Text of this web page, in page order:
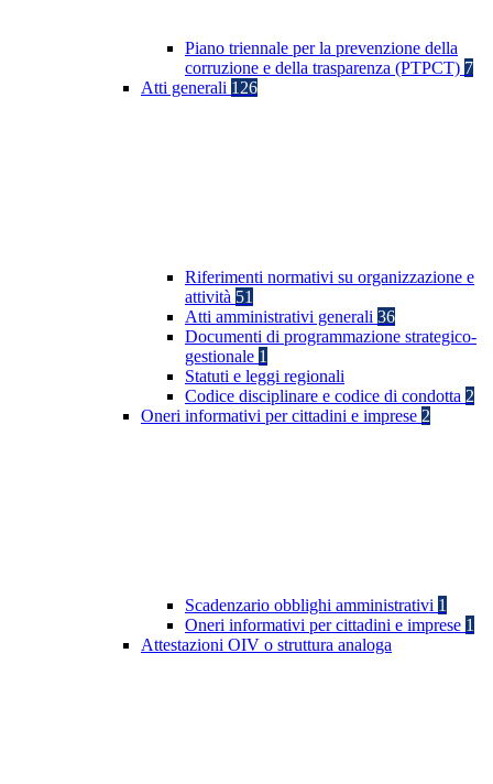
Piano triennale per la prevenzione della
corruzione e della trasparenza (PTPCT) 7
Atti generali 126
Riferimenti normativi su organizzazione e
attività 51
Atti amministrativi generali 36
Documenti di programmazione strategico-
gestionale 1
Statuti e leggi regionali
Codice disciplinare e codice di condotta 2
Oneri informativi per cittadini e imprese 2
Scadenzario obblighi amministrativi 1
Oneri informativi per cittadini e imprese 1
Attestazioni OIV o struttura analoga